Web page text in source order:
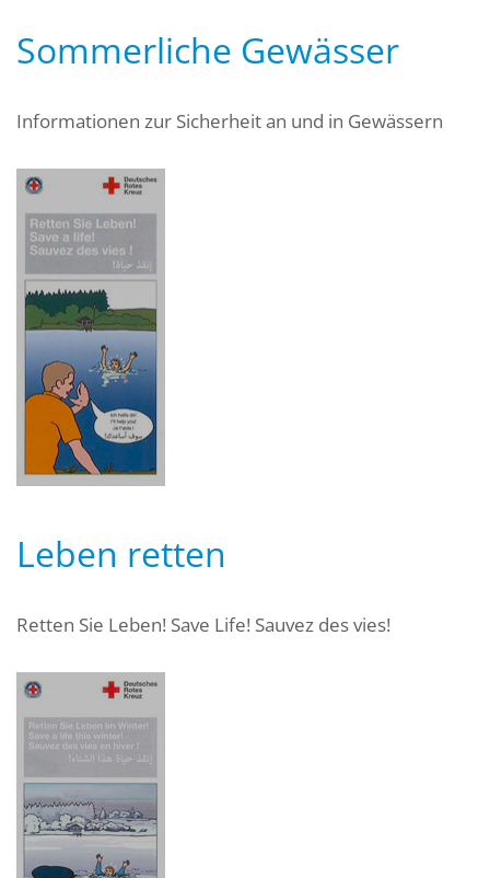
Sommerliche Gewässer
Informationen zur Sicherheit an und in Gewässern
Leben retten
Retten Sie Leben! Save Life! Sauvez des vies!